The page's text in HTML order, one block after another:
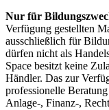
Nur für
Verfügung gestellten
ausschließlich für
dürfen nicht als
Space besitzt keine
Händler. Das zur
professionelle
Anlage-, Finanz-,